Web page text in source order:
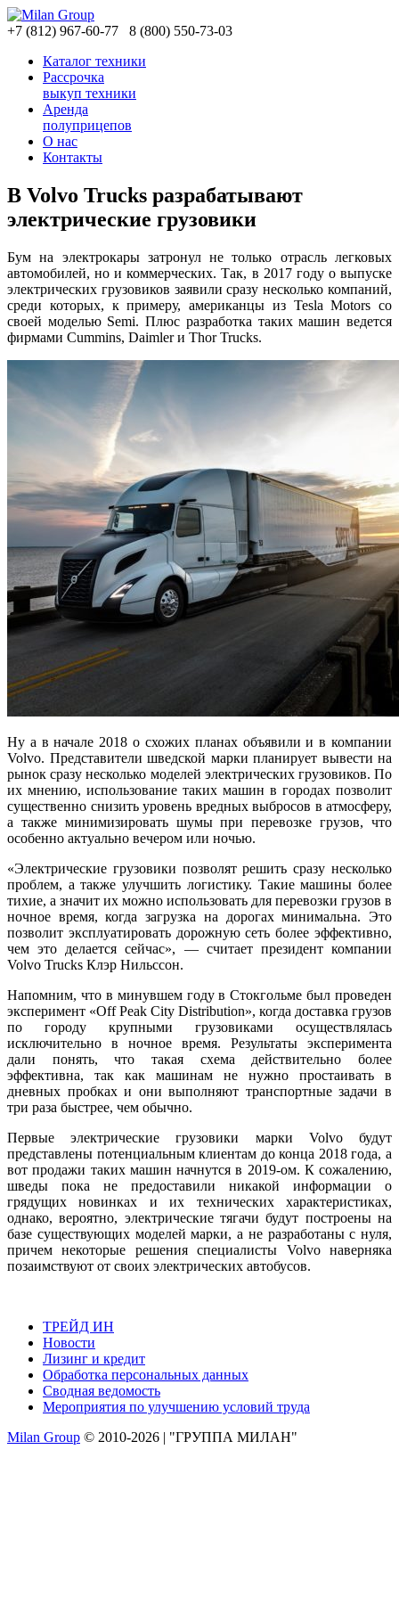
+7 (812) 967-60-77 8 (800) 550-73-03
Каталог техники
Рассрочка
выкуп техники
Аренда
полуприцепов
О нас
Контакты
В Volvo Trucks разрабатывают
электрические грузовики
Бум на электрокары затронул не только отрасль легковых
автомобилей, но и коммерческих. Так, в 2017 году о выпуске
электрических грузовиков заявили сразу несколько компаний,
среди которых, к примеру, американцы из Tesla Motors со
своей моделью Semi. Плюс разработка таких машин ведется
фирмами Cummins, Daimler и Thor Trucks.
Ну а в начале 2018 о схожих планах объявили и в компании
Volvo. Представители шведской марки планирует вывести на
рынок сразу несколько моделей электрических грузовиков. По
их мнению, использование таких машин в городах позволит
существенно снизить уровень вредных выбросов в атмосферу,
а также минимизировать шумы при перевозке грузов, что
особенно актуально вечером или ночью.
«Электрические грузовики позволят решить сразу несколько
проблем, а также улучшить логистику. Такие машины более
тихие, а значит их можно использовать для перевозки грузов в
ночное время, когда загрузка на дорогах минимальна. Это
позволит эксплуатировать дорожную сеть более эффективно,
чем это делается сейчас», — считает президент компании
Volvo Trucks Клэр Нильссон.
Напомним, что в минувшем году в Стокгольме был проведен
эксперимент «Off Peak City Distribution», когда доставка грузов
по городу крупными грузовиками осуществлялась
исключительно в ночное время. Результаты эксперимента
дали понять, что такая схема действительно более
эффективна, так как машинам не нужно простаивать в
дневных пробках и они выполняют транспортные задачи в
три раза быстрее, чем обычно.
Первые электрические грузовики марки Volvo будут
представлены потенциальным клиентам до конца 2018 года, а
вот продажи таких машин начнутся в 2019-ом. К сожалению,
шведы пока не предоставили никакой информации о
грядущих новинках и их технических характеристиках,
однако, вероятно, электрические тягачи будут построены на
базе существующих моделей марки, а не разработаны с нуля,
причем некоторые решения специалисты Volvo наверняка
позаимствуют от своих электрических автобусов.
ТРЕЙД ИН
Новости
Лизинг и кредит
Обработка персональных данных
Сводная ведомость
Мероприятия по улучшению условий труда
Milan Group © 2010-2026 | "ГРУППА МИЛАН"